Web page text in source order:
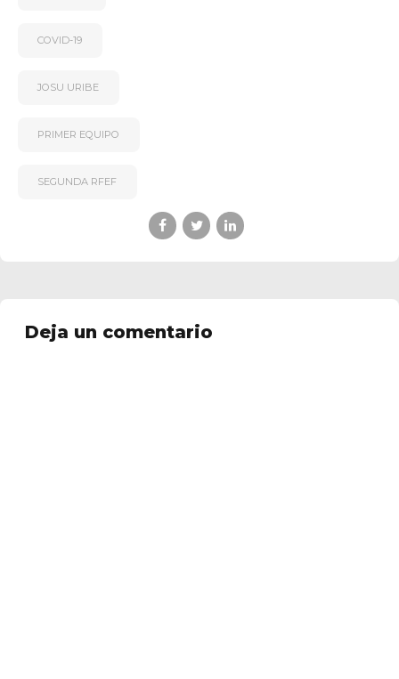
COVID-19
JOSU URIBE
PRIMER EQUIPO
SEGUNDA RFEF
Deja un comentario